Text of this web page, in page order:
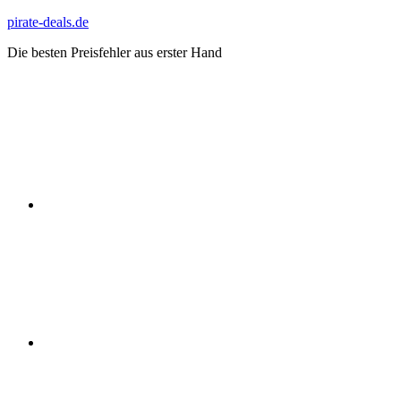
Zum
springen
pirate-deals.de
Die besten Preisfehler aus erster Hand